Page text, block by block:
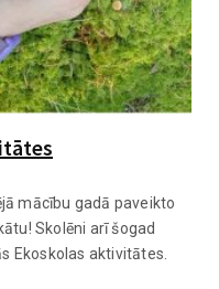
mācību gadā paveikto
Skolēni arī šogad
Ekoskolas aktivitātes.